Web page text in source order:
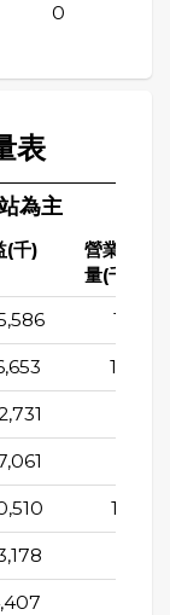
0
表
為主
(千)
營業活動
量(千)